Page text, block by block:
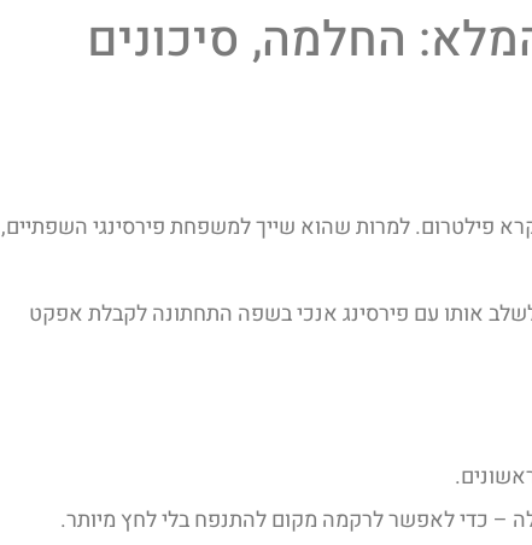
החלמה, סיכונים
פילטרום. למרות שהוא שייך למשפחת פירסינגי השפתיים,
אותו עם פירסינג אנכי בשפה התחתונה לקבלת אפקט
– כדי לאפשר לרקמה מקום להתנפח בלי לחץ מיותר.